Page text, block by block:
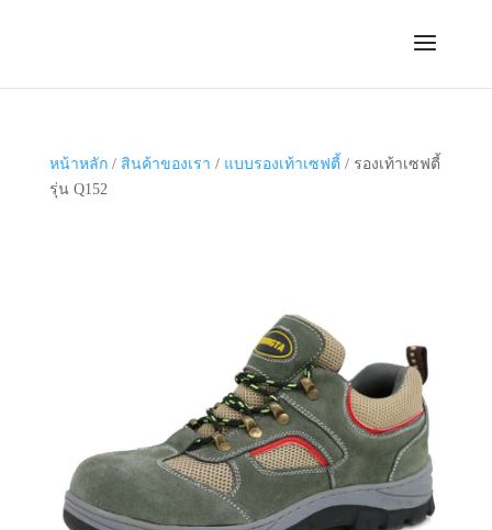
หน้าหลัก/ สินค้าของเรา / แบบรองเท้าเซฟตี้ / รองเท้าเซฟตี้
รุ่น Q152